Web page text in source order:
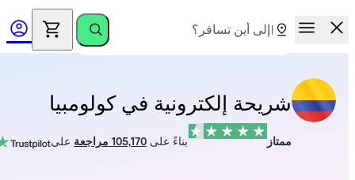
شريحة إلكترونية في كولومبيا
بناءً على105,170 مراجعة على